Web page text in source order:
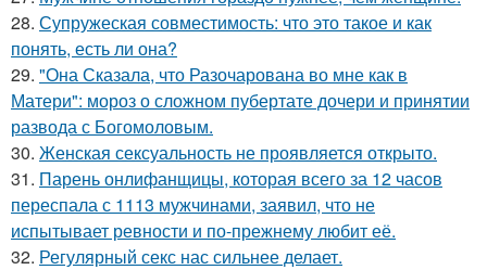
28. Супружеская совместимость: что это такое и как
понять, есть ли она?
29. "Она Сказала, что Разочарована во мне как в
Матери": мороз о сложном пубертате дочери и принятии
развода с Богомоловым.
30. Женская сексуальность не проявляется открыто.
31. Парень онлифанщицы, которая всего за 12 часов
переспала с 1113 мужчинами, заявил, что не
испытывает ревности и по-прежнему любит её.
32. Регулярный секс нас сильнее делает.